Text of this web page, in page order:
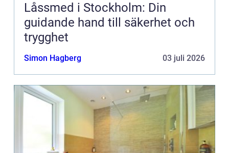
Låssmed i Stockholm: Din
guidande hand till säkerhet och
trygghet
Simon Hagberg 03 juli 2026